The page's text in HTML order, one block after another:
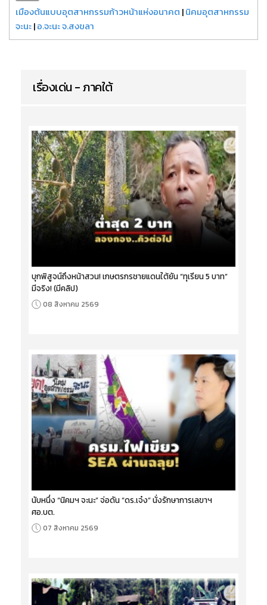
เมืองต้นแบบอุตสาหกรรมก้าวหน้าแห่งอนาคต |นิคมอุตสาหกรรม
จะนะ|อ.จะนะ จ.สงขลา
เรื่องเด่น - ภาคใต้
บุกพิสูจน์ถึงหน้าสวน! เกษตรกรชายแดนใต้ยัน “ทุเรียน 5 บาท”
มีจริง! (มีคลิป)
08 สิงหาคม 2569
นับหนึ่ง “นิคมฯ จะนะ” จ่อดัน “ดร.เจ๋ง” นั่งรักษาการเลขาฯ
ศอ.บต.
07 สิงหาคม 2569